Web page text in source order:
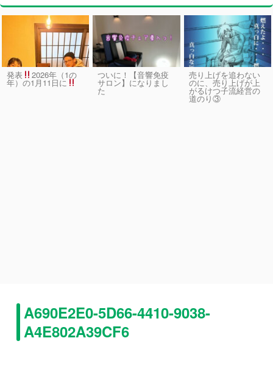
発表 2026年（1の
年）の1月11日に
ついに！【音響免疫
サロン】になりまし
た
売り上げを追わない
のに、売り上げが上
がるけつ子流経営の
道のり③
A690E2E0-5D66-4410-9038-
A4E802A39CF6